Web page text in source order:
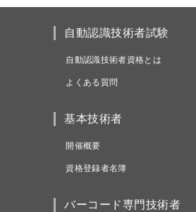
自動認識技術者試験
自動認識技術者資格とは
よくある質問
基本技術者
開催概要
資格登録者名簿
バーコード専門技術者